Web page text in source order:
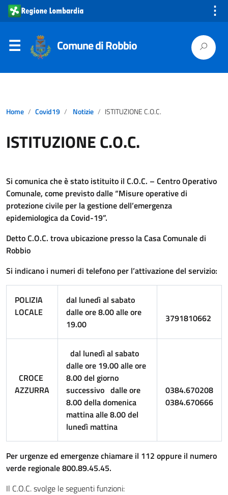
⋮
Comune di Robbio
Home Covid19 Notizie ISTITUZIONE C.O.C.
ISTITUZIONE C.O.C.
Si comunica che è stato istituito il C.O.C. – Centro Operativo
Comunale, come previsto dalle “Misure operative di
protezione civile per la gestione dell’emergenza
epidemiologica da Covid-19”.
Detto C.O.C. trova ubicazione presso la Casa Comunale di
Robbio
Si indicano i numeri di telefono per l’attivazione del servizio:
POLIZIA
LOCALE
dal lunedì al sabato
dalle ore 8.00 alle ore
19.00
3791810662
CROCE
AZZURRA
dal lunedì al sabato
dalle ore 19.00 alle ore
8.00 del giorno
successivo dalle ore
8.00 della domenica
mattina alle 8.00 del
lunedì mattina
0384.670208
0384.670666
Per urgenze ed emergenze chiamare il 112 oppure il numero
verde regionale 800.89.45.45.
Il C.O.C. svolge le seguenti funzioni: